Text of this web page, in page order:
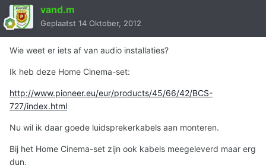
vand.m
Geplaatst 14 Oktober, 2012
Wie weet er iets af van audio installaties?
Ik heb deze Home Cinema-set:
http://www.pioneer.eu/eur/products/45/66/42/BCS-
727/index.html
Nu wil ik daar goede luidsprekerkabels aan monteren.
Bij het Home Cinema-set zijn ook kabels meegeleverd maar erg
dun.